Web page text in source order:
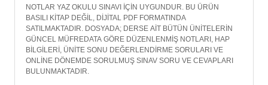
NOTLAR YAZ OKULU SINAVI İÇİN UYGUNDUR. BU ÜRÜN
BASILI KİTAP DEĞİL, DİJİTAL PDF FORMATINDA
SATILMAKTADIR. DOSYADA; DERSE AİT BÜTÜN ÜNİTELERİN
GÜNCEL MÜFREDATA GÖRE DÜZENLENMİŞ NOTLARI, HAP
BİLGİLERİ, ÜNİTE SONU DEĞERLENDİRME SORULARI VE
ONLİNE DÖNEMDE SORULMUŞ SINAV SORU VE CEVAPLARI
BULUNMAKTADIR.